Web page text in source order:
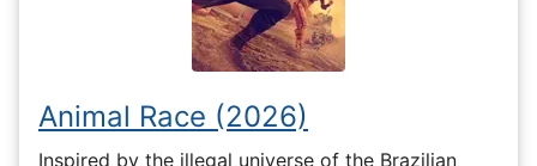
Animal Race (2026)
Inspired by the illegal universe of the Brazilian